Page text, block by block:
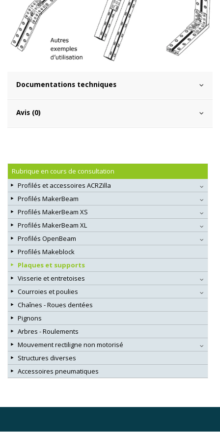
Documentations techniques
Avis (0)
Rubrique en cours de consultation
Profilés et accessoires ACRZilla
Profilés MakerBeam
Profilés MakerBeam XS
Profilés MakerBeam XL
Profilés OpenBeam
Profilés Makeblock
Plaques et supports
Visserie et entretoises
Courroies et poulies
Chaînes - Roues dentées
Pignons
Arbres - Roulements
Mouvement rectiligne non motorisé
Structures diverses
Accessoires pneumatiques